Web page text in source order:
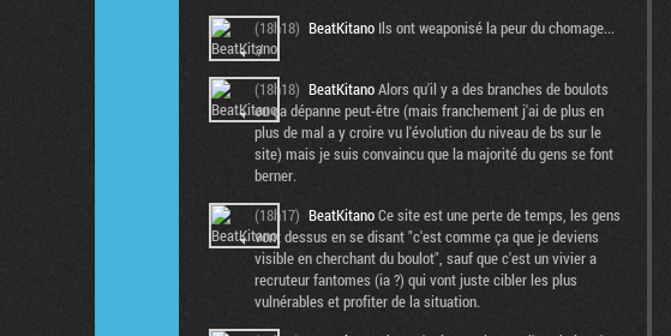
(18h18) BeatKitano Ils ont weaponisé la peur du chomage...
:/
(18h18) BeatKitanoAlors qu'il y a des branches de boulots
ou ça dépanne peut-être (mais franchement j'ai de plus en
plus de mal a y croire vu l'évolution du niveau de bs sur le
site) mais je suis convaincu que la majorité du gens se font
berner.
(18h17) BeatKitanoCe site est une perte de temps, les gens
vont dessus en se disant "c'est comme ça que je deviens
visible en cherchant du boulot", sauf que c'est un vivier a
recruteur fantomes (ia ?) qui vont juste cibler les plus
vulnérables et profiter de la situation.